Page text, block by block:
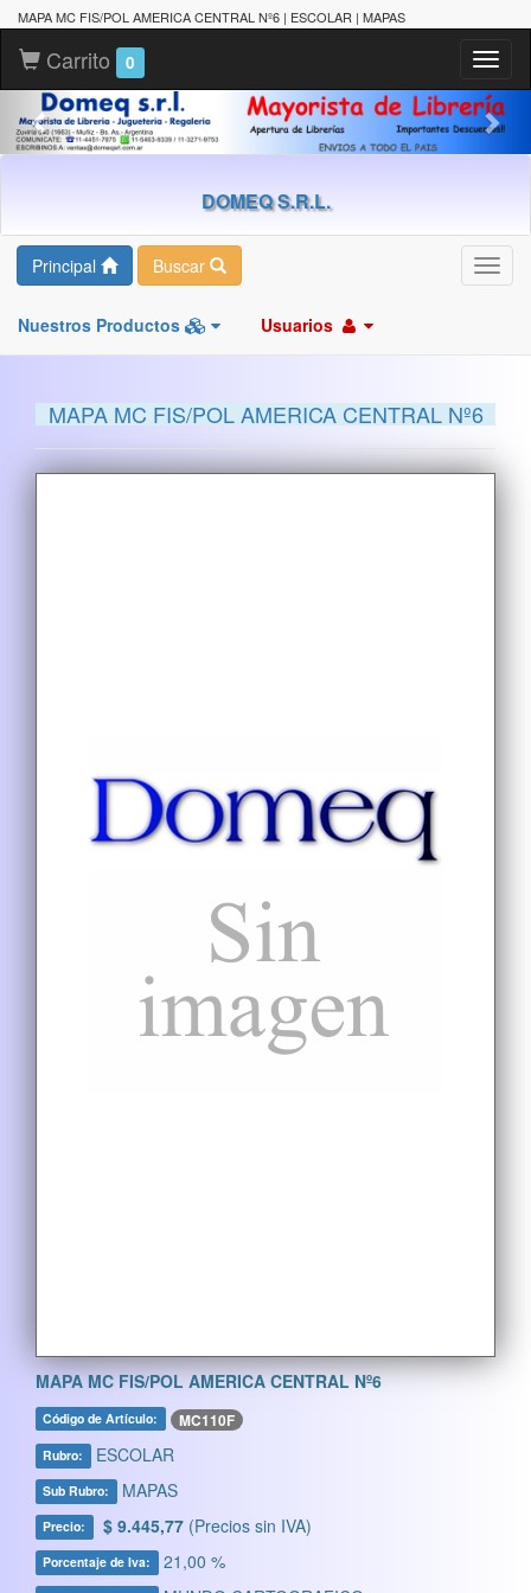
MAPA MC FIS/POL AMERICA CENTRAL Nº6 | ESCOLAR | MAPAS
Carrito 0
DOMEQ S.R.L.
Principal Buscar
Nuestros Productos Usuarios
MAPA MC FIS/POL AMERICA CENTRAL Nº6
MAPA MC FIS/POL AMERICA CENTRAL Nº6
Código de Artículo: MC110F
Rubro: ESCOLAR
Sub Rubro: MAPAS
Precio: $ 9.445,77 (Precios sin IVA)
Porcentaje de Iva: 21,00 %